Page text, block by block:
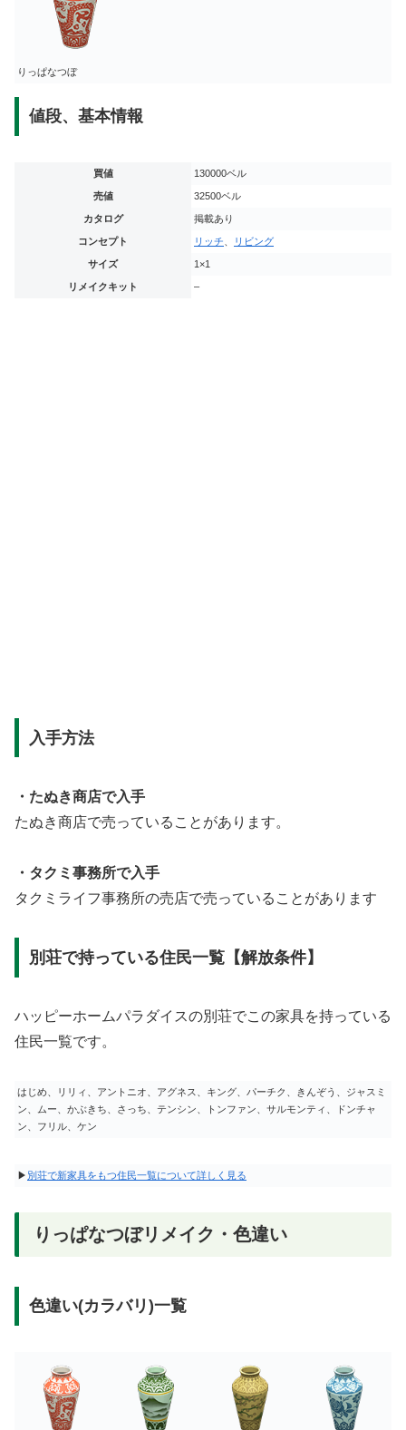
りっぱなつぼ
値段、基本情報
買値 130000ベル
売値 32500ベル
カタログ 掲載あり
コンセプト リッチ、 リビング
サイズ 1×1
リメイクキット –
入手方法
・たぬき商店で入手
たぬき商店で売っていることがあります。
・タクミ事務所で入手
タクミライフ事務所の売店で売っていることがあります
別荘で持っている住民一覧【解放条件】
ハッピーホームパラダイスの別荘でこの家具を持っている
住民一覧です。
はじめ、リリィ、アントニオ、アグネス、キング、パーチク、きんぞう、ジャスミ
ン、ムー、かぶきち、さっち、テンシン、トンファン、サルモンティ、ドンチャ
ン、フリル、ケン
▶ 別荘で新家具をもつ住民一覧について詳しく見る
りっぱなつぼリメイク・色違い
色違い(カラバリ)一覧